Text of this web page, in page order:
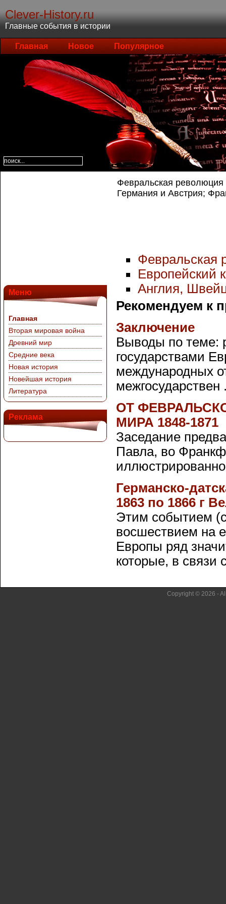
Clever-History.ru
Главные события в истории
Главная Новое Популярное
Меню
Главная
Вторая мировая война
Древний мир
Средние века
Новая история
Новейшая история
Литература
Реклама
Февральская революция
Германия и Австрия;
Февральская
Европейский
Англия,
Рекомендуем к
Заключение
Выводы по теме:
государствами
международных
межгосударствен
ОТ
МИРА 1848-1871
Заседание
Павла, во
Германско-
1863 по 1866 г
Этим событием
восшествием на
Европы ряд
которые, в связи
Copyright © 2026 -